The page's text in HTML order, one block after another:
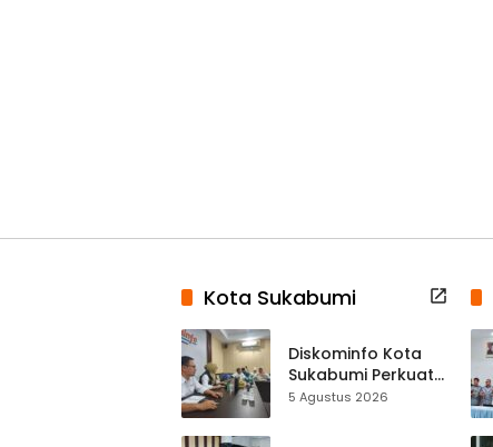
Kota Sukabumi
Diskominfo Kota
Sukabumi Perkuat
Satu Data
5 Agustus 2026